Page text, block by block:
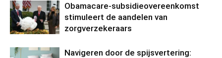
Obamacare-subsidieovereenkomst
stimuleert de aandelen van
zorgverzekeraars
Navigeren door de spijsvertering: